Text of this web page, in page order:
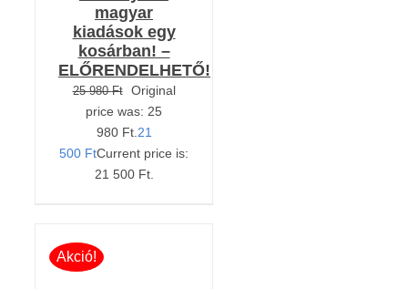
magyar
kiadások egy
kosárban! –
ELŐRENDELHETŐ!
25 980Ft
Original
price was: 25
980 Ft. 21
500 FtCurrent price is:
21 500 Ft.
Akció!